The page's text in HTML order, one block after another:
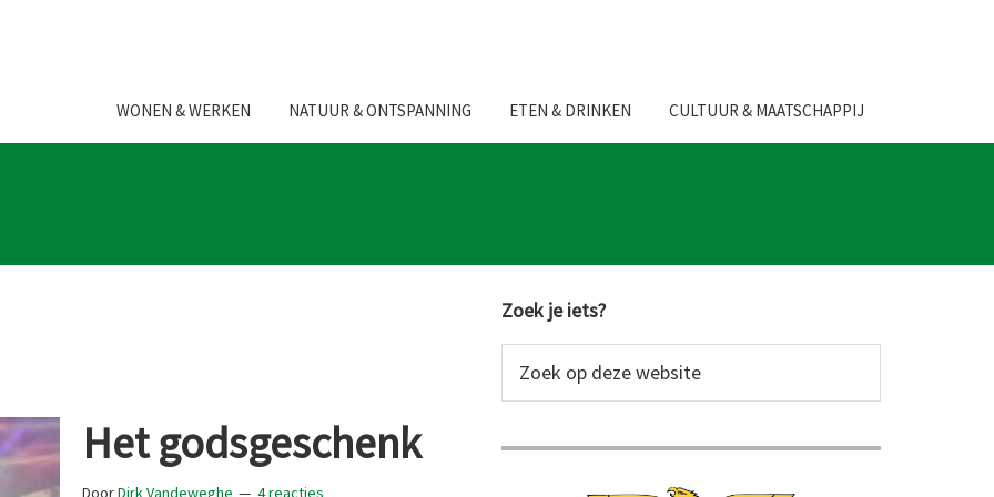
WONEN & WERKEN NATUUR & ONTSPANNING ETEN & DRINKEN CULTUUR & MAATSCHAPPIJ
Het godsgeschenk
DoorDirk Vandeweghe
4 reacties
Primaire
Sidebar
Zoek je iets?
op
website